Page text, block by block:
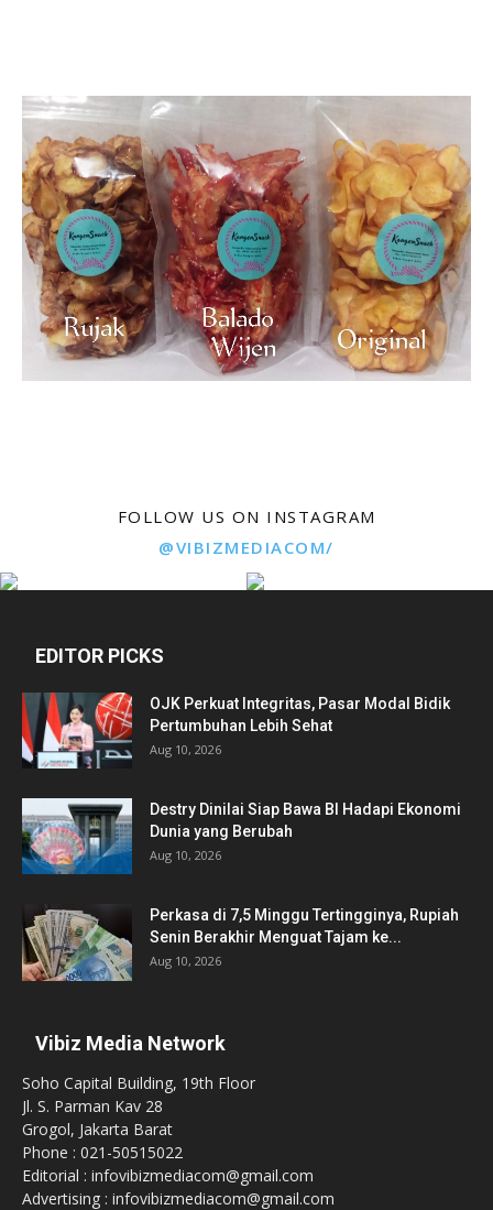
FOLLOW US ON INSTAGRAM
@VIBIZMEDIACOM/
EDITOR PICKS
OJK Perkuat Integritas, Pasar Modal Bidik
Pertumbuhan Lebih Sehat
Aug 10, 2026
Destry Dinilai Siap Bawa BI Hadapi Ekonomi
Dunia yang Berubah
Aug 10, 2026
Perkasa di 7,5 Minggu Tertingginya, Rupiah
Senin Berakhir Menguat Tajam ke...
Aug 10, 2026
Vibiz Media Network
Soho Capital Building, 19th Floor
Jl. S. Parman Kav 28
Grogol, Jakarta Barat
Phone : 021-50515022
Editorial : infovibizmediacom@gmail.com
Advertising : infovibizmediacom@gmail.com